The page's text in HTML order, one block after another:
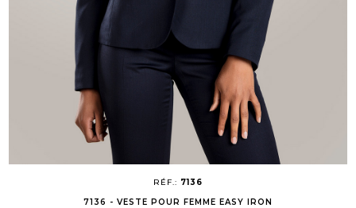
RÉF.: 7136
7136 - VESTE POUR FEMME EASY IRON